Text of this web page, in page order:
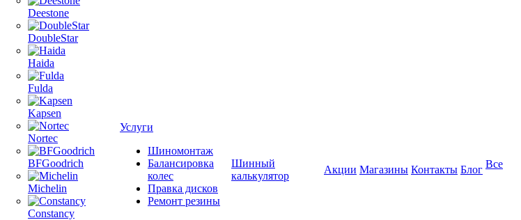
Deestone
DoubleStar
Haida
Fulda
Kapsen
Nortec
BFGoodrich
Michelin
Constancy
Услуги
Шиномонтаж
Балансировка
колес
Правка дисков
Ремонт резины
Шинный
калькулятор
Акции Магазины Контакты Блог Все